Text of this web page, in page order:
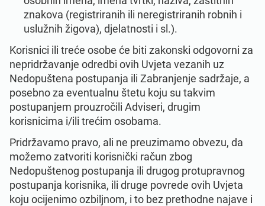
znakova (registriranih ili neregistriranih robnih i
uslužnih žigova), djelatnosti i sl.).
Korisnici ili treće osobe će biti zakonski odgovorni za
nepridržavanje odredbi ovih Uvjeta vezanih uz
Nedopuštena postupanja ili Zabranjenje sadržaje, a
posebno za eventualnu štetu koju su takvim
postupanjem prouzročili Adviseri, drugim
korisnicima i/ili trećim osobama.
Pridržavamo pravo, ali ne preuzimamo obvezu, da
možemo zatvoriti korisnički račun zbog
Nedopuštenog postupanja ili drugog protupravnog
postupanja korisnika, ili druge povrede ovih Uvjeta
koju ocijenimo ozbiljnom, i to bez prethodne najave i